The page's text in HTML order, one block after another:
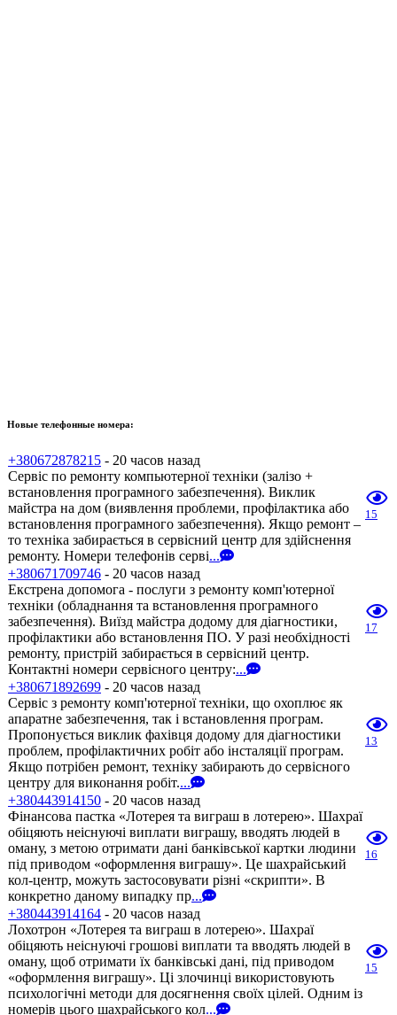
Новые телефонные номера:
+380672878215 - 20 часов назад
Сервіс по ремонту компьютерної техніки (залізо +
встановлення програмного забезпечення). Виклик
майстра на дом (виявлення проблеми, профілактика або
встановлення програмного забезпечення). Якщо ремонт –
то техніка забирається в сервісний центр для здійснення
ремонту. Номери телефонів серві...
15
+380671709746 - 20 часов назад
Екстрена допомога - послуги з ремонту комп'ютерної
техніки (обладнання та встановлення програмного
забезпечення). Виїзд майстра додому для діагностики,
профілактики або встановлення ПО. У разі необхідності
ремонту, пристрій забирається в сервісний центр.
Контактні номери сервісного центру:...
17
+380671892699 - 20 часов назад
Сервіс з ремонту комп'ютерної техніки, що охоплює як
апаратне забезпечення, так і встановлення програм.
Пропонується виклик фахівця додому для діагностики
проблем, профілактичних робіт або інсталяції програм.
Якщо потрібен ремонт, техніку забирають до сервісного
центру для виконання робіт....
13
+380443914150 - 20 часов назад
Фінансова пастка «Лотерея та виграш в лотерею». Шахраї
обіцяють неіснуючі виплати виграшу, вводять людей в
оману, з метою отримати дані банківської картки людини
під приводом «оформлення виграшу». Це шахрайський
кол-центр, можуть застосовувати різні «скрипти». В
конкретно даному випадку пр...
16
+380443914164 - 20 часов назад
Лохотрон «Лотерея та виграш в лотерею». Шахраї
обіцяють неіснуючі грошові виплати та вводять людей в
оману, щоб отримати їх банківські дані, під приводом
«оформлення виграшу». Ці злочинці використовують
психологічні методи для досягнення своїх цілей. Одним із
номерів цього шахрайського кол...
15